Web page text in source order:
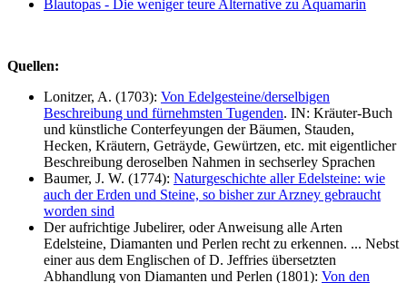
Blautopas - Die weniger teure Alternative zu Aquamarin
Quellen:
Lonitzer, A. (1703): Von Edelgesteine/derselbigen
Beschreibung und fürnehmsten Tugenden. IN: Kräuter-Buch
und künstliche Conterfeyungen der Bäumen, Stauden,
Hecken, Kräutern, Geträyde, Gewürtzen, etc. mit eigentlicher
Beschreibung deroselben Nahmen in sechserley Sprachen
Baumer, J. W. (1774): Naturgeschichte aller Edelsteine: wie
auch der Erden und Steine, so bisher zur Arzney gebraucht
worden sind
Der aufrichtige Jubelirer, oder Anweisung alle Arten
Edelsteine, Diamanten und Perlen recht zu erkennen. ... Nebst
einer aus dem Englischen of D. Jeffries übersetzten
Abhandlung von Diamanten und Perlen (1801): Von den